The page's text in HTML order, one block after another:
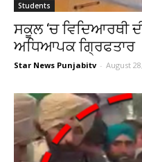
Students
ਸਕੂਲ ‘ਚ ਵਿਦਿਆਰਥੀ
ਅਧਿਆਪਕ ਗ੍ਰਿਫਤਾਰ
Star News Punjabitv - August